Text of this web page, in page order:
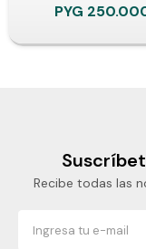
PYG
Recibe todas las